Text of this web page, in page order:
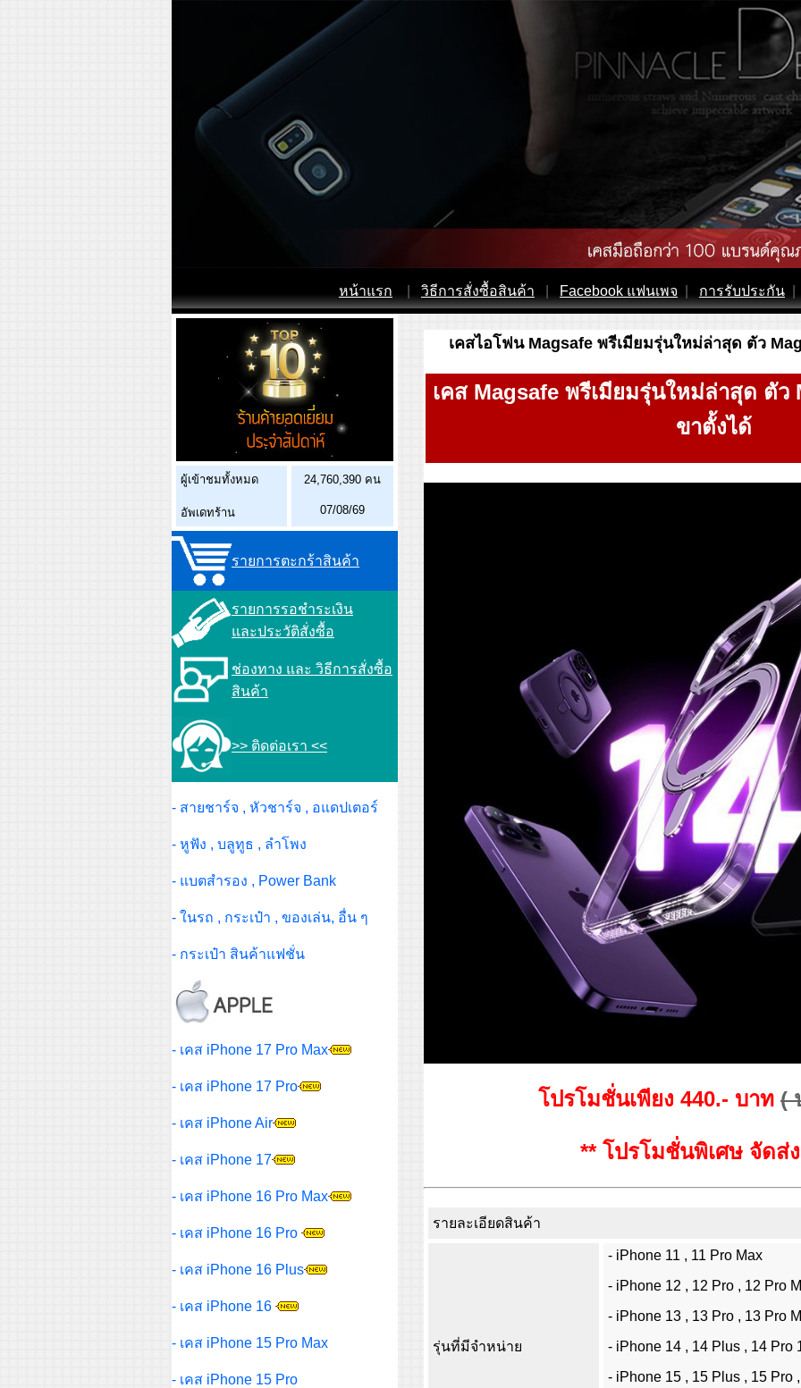
หน้าแรก วิธีการสั่งซื้อสินค้า Facebook แฟนเพจ การรับประกัน
ผู้เข้าชมทั้งหมด
อัพเดทร้าน
24,760,390 คน
07/08/69
รายการตะกร้าสินค้า
รายการรอชำระเงิน
และประวัติสั่งซื้อ
ช่องทาง และ วิธีการสั่งซื้อ
สินค้า
>> ติดต่อเรา <<
- สายชาร์จ , หัวชาร์จ , อแดปเตอร์
- หูฟัง , บลูทูธ , ลำโพง
- แบตสำรอง , Power Bank
- ในรถ , กระเป๋า , ของเล่น, อื่น ๆ
- กระเป๋า สินค้าแฟชั่น
- เคส iPhone 17 Pro Max
- เคส iPhone 17 Pro
- เคส iPhone Air
- เคส iPhone 17
- เคส iPhone 16 Pro Max
- เคส iPhone 16 Pro
- เคส iPhone 16 Plus
- เคส iPhone 16
- เคส iPhone 15 Pro Max
- เคส iPhone 15 Pro
เคสไอโฟน Magsafe พรีเมียมรุ่นใหม่ล่าสุด ตัว
เคส Magsafe พรีเมียมรุ่นใหม่ล่าสุด ตัว
ขาตั้งได้
โปรโมชั่นเพียง 440.- บาท (
** โปรโมชั่นพิเศษ จัดส่
รายละเอียดสินค้า
รุ่นที่มีจำหน่าย
- iPhone 11 , 11 Pro Max
- iPhone 12 , 12 Pro , 12 Pro
- iPhone 13 , 13 Pro , 13 Pro
- iPhone 14 , 14 Plus , 14 Pro
- iPhone 15 , 15 Plus , 15 Pro